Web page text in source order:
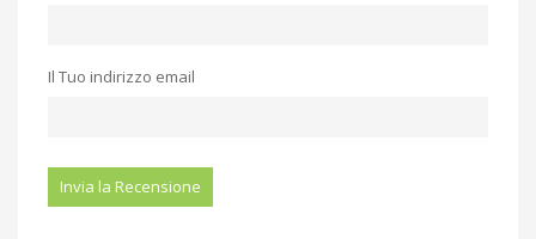
Il Tuo indirizzo email